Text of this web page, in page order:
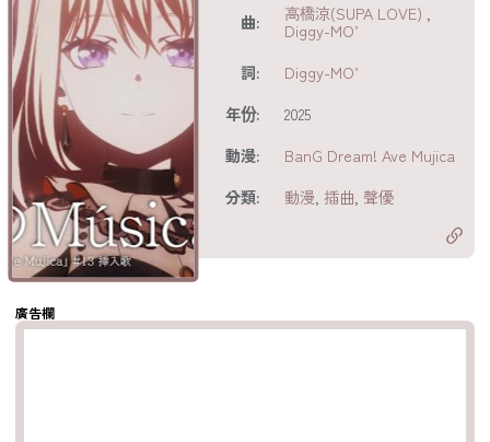
曲: 高橋涼(SUPA LOVE)
Diggy-MO’
詞:
Diggy-MO’
年份:
2025
動漫:
BanG Dream! Ave Mujica
分類:
動漫 插曲 ,聲優
分享至
享至 X
分享至
製鏈結
廣告欄